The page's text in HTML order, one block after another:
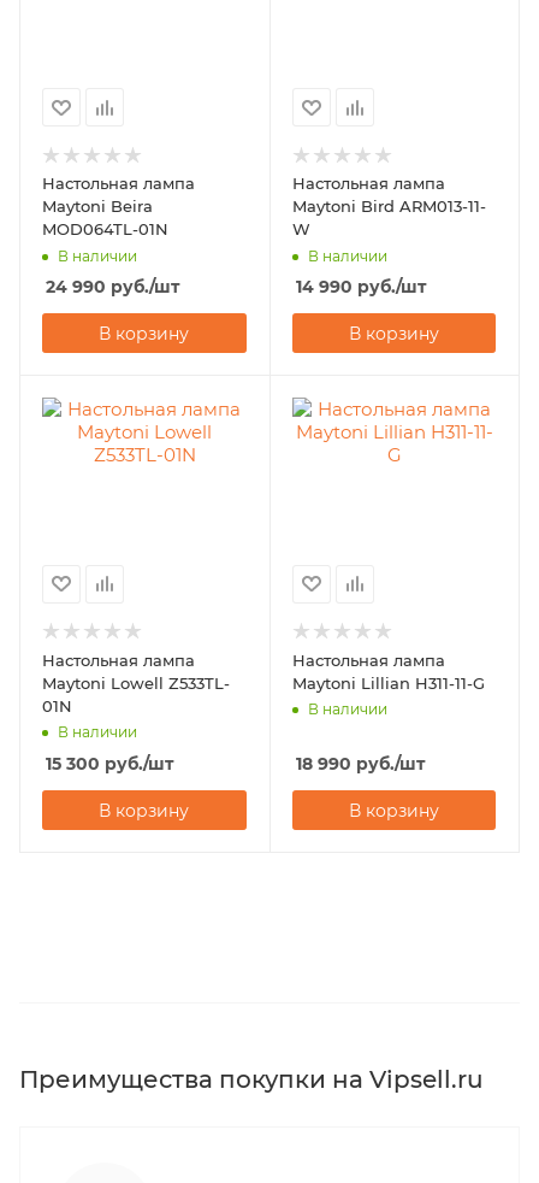
Настольная лампа
Maytoni Beira
MOD064TL-01N
В наличии
24 990 руб./шт
В корзину
Настольная лампа
Maytoni Bird ARM013-11-
W
В наличии
14 990 руб./шт
В корзину
Настольная лампа
Maytoni Lowell Z533TL-
01N
В наличии
15 300 руб./шт
В корзину
Настольная лампа
Maytoni Lillian H311-11-G
В наличии
18 990 руб./шт
В корзину
Преимущества покупки на Vipsell.ru